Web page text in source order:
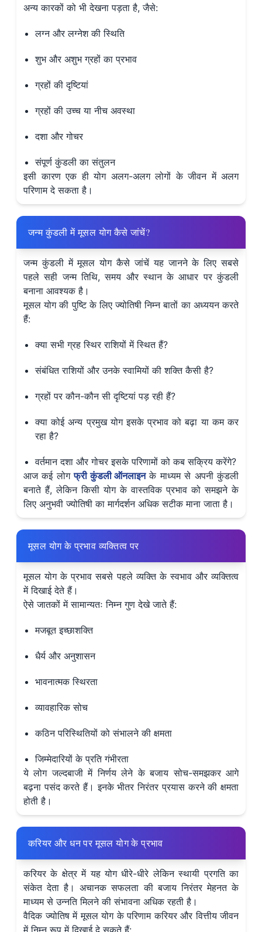
अन्य कारकों को भी देखना पड़ता है, जैसे:
लग्न और लग्नेश की स्थिति
शुभ और अशुभ ग्रहों का प्रभाव
ग्रहों की दृष्टियां
ग्रहों की उच्च या नीच अवस्था
दशा और गोचर
संपूर्ण कुंडली का संतुलन
इसी कारण एक ही योग अलग-अलग लोगों के जीवन में अलग
परिणाम दे सकता है।
जन्म कुंडली में मूसल योग कैसे जांचें?
जन्म कुंडली में मूसल योग कैसे जांचें यह जानने के लिए सबसे
पहले सही जन्म तिथि, समय और स्थान के आधार पर कुंडली
बनाना आवश्यक है।
मूसल योग की पुष्टि के लिए ज्योतिषी निम्न बातों का अध्ययन करते
हैं:
क्या सभी ग्रह स्थिर राशियों में स्थित हैं?
संबंधित राशियों और उनके स्वामियों की शक्ति कैसी है?
ग्रहों पर कौन-कौन सी दृष्टियां पड़ रही हैं?
क्या कोई अन्य प्रमुख योग इसके प्रभाव को बढ़ा या कम कर
रहा है?
वर्तमान दशा और गोचर इसके परिणामों को कब सक्रिय करेंगे?
आज कई लोगफ्री कुंडली ऑनलाइनके माध्यम से अपनी कुंडली
बनाते हैं, लेकिन किसी योग के वास्तविक प्रभाव को समझने के
लिए अनुभवी ज्योतिषी का मार्गदर्शन अधिक सटीक माना जाता है।
मूसल योग के प्रभाव व्यक्तित्व पर
मूसल योग के प्रभाव सबसे पहले व्यक्ति के स्वभाव और व्यक्तित्व
में दिखाई देते हैं।
ऐसे जातकों में सामान्यतः निम्न गुण देखे जाते हैं:
मजबूत इच्छाशक्ति
धैर्य और अनुशासन
भावनात्मक स्थिरता
व्यावहारिक सोच
कठिन परिस्थितियों को संभालने की क्षमता
जिम्मेदारियों के प्रति गंभीरता
ये लोग जल्दबाजी में निर्णय लेने के बजाय सोच-समझकर आगे
बढ़ना पसंद करते हैं। इनके भीतर निरंतर प्रयास करने की क्षमता
होती है।
करियर और धन पर मूसल योग के प्रभाव
करियर के क्षेत्र में यह योग धीरे-धीरे लेकिन स्थायी प्रगति का
संकेत देता है। अचानक सफलता की बजाय निरंतर मेहनत के
माध्यम से उन्नति मिलने की संभावना अधिक रहती है।
वैदिक ज्योतिष में मूसल योग के परिणाम करियर और वित्तीय जीवन
में निम्न रूप में दिखाई दे सकते हैं: